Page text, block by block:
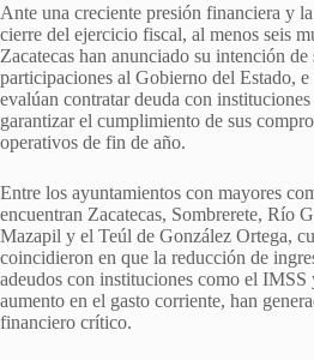
Ante una creciente presión financiera y
cierre del ejercicio fiscal, al menos seis
Zacatecas han anunciado su intención
participaciones al Gobierno del Estado,
evalúan contratar deuda con instituciones
garantizar el cumplimiento de sus
operativos de fin de año.
Entre los ayuntamientos con mayores
encuentran Zacatecas, Sombrerete, Río
Mazapil y el Teúl de González Ortega,
coincidieron en que la reducción de
adeudos con instituciones como el IMSS
aumento en el gasto corriente, han
financiero crítico.